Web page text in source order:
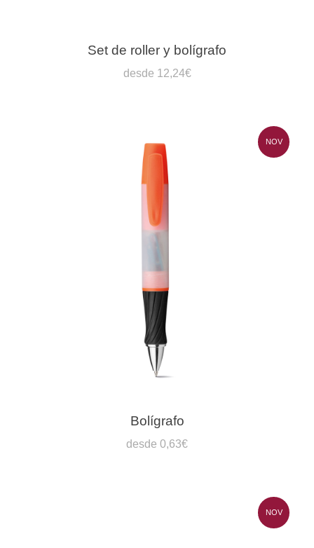
Set de roller y bolígrafo
desde 12,24€
NOV
Bolígrafo
desde 0,63€
NOV